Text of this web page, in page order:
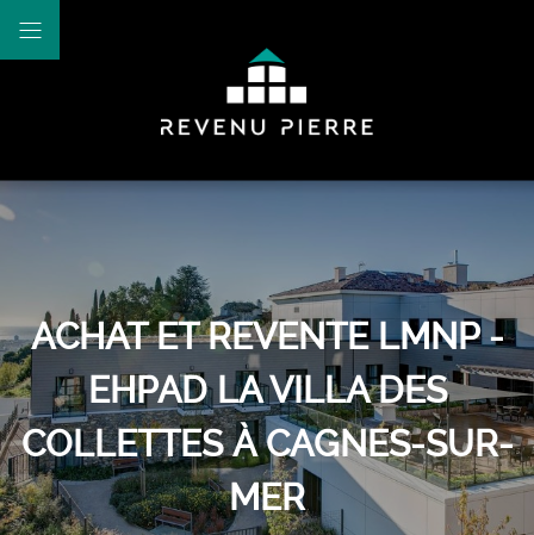
ACHAT ET REVENTE LMNP -
EHPAD LA VILLA DES
COLLETTES À CAGNES-SUR-
MER